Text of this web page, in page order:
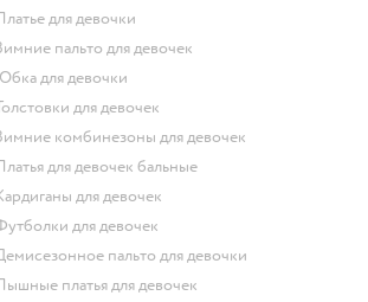
Платье для девочки
Зимние пальто для девочек
Юбка для девочки
Толстовки для девочек
Зимние комбинезоны для девочек
Платья для девочек бальные
Кардиганы для девочек
Футболки для девочек
Демисезонное пальто для девочки
Пышные платья для девочек